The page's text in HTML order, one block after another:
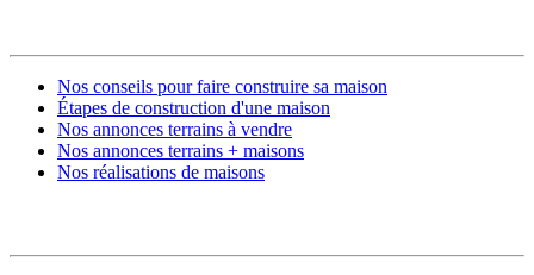
Nos conseils pour faire construire sa maison
Étapes de construction d'une maison
Nos annonces terrains à vendre
Nos annonces terrains + maisons
Nos réalisations de maisons